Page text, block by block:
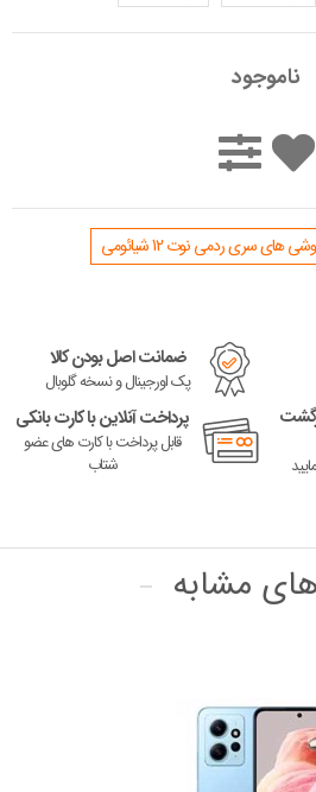
ناموجود
های سری ردمی نوت 12 شیائومی
ضمانت اصل بودن کالا
پک اورجینال و نسخه گلوبال
پرداخت آنلاین با کارت بانکی
قابل پرداخت با کارت های عضو
شتاب
مشابه